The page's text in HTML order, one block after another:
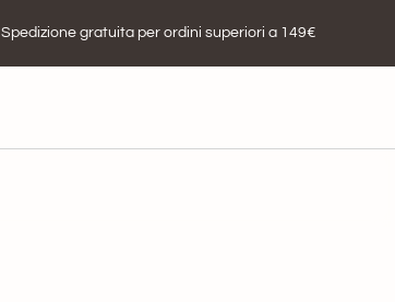
Spedizione gratuita per ordini superiori a 149€